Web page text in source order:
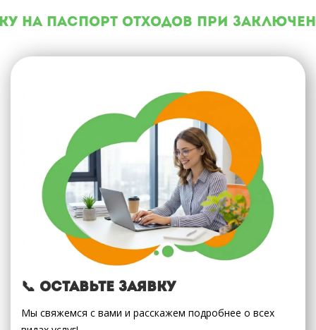
на паспорт отходов при
📞 Оставьте заявку
Мы свяжемся с вами и расскажем подробнее о всех